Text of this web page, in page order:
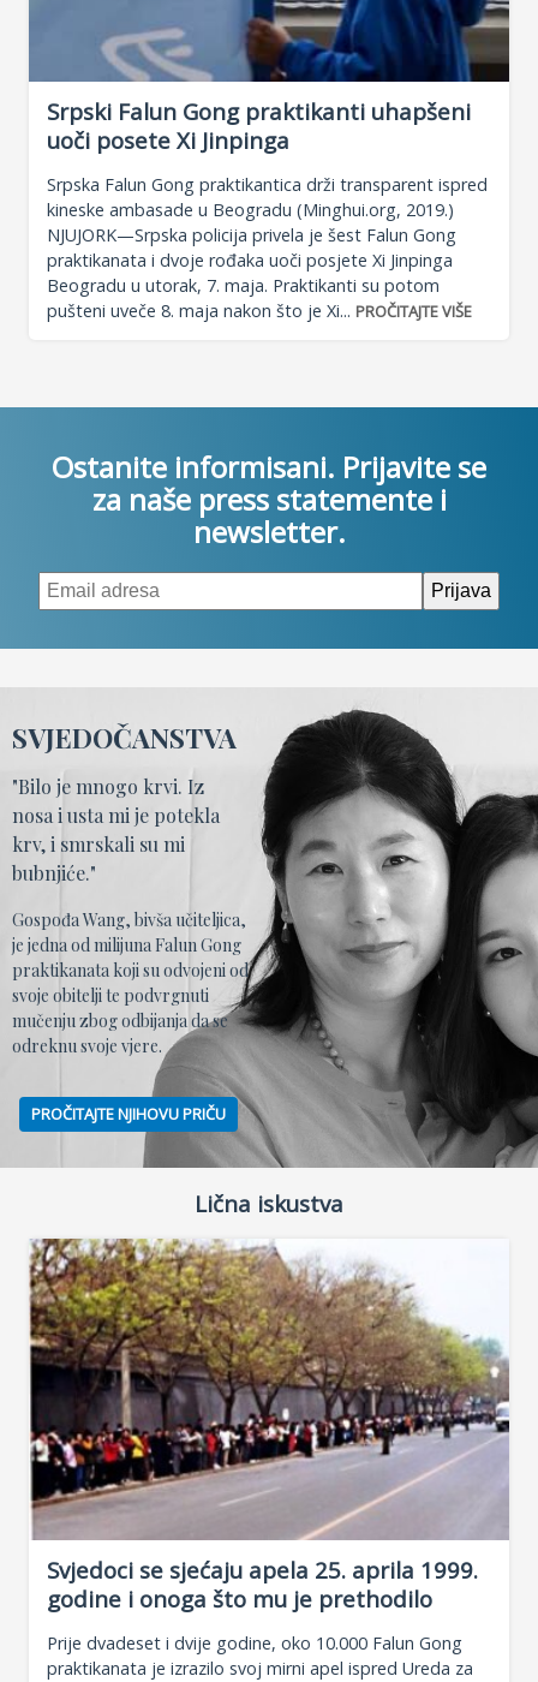
Srpski Falun Gong praktikanti uhapšeni
uoči posete Xi Jinpinga
Srpska Falun Gong praktikantica drži transparent ispred
kineske ambasade u Beogradu (Minghui.org, 2019.)
NJUJORK—Srpska policija privela je šest Falun Gong
praktikanata i dvoje rođaka uoči posjete Xi Jinpinga
Beogradu u utorak, 7. maja. Praktikanti su potom
pušteni uveče 8. maja nakon što je Xi... PROČITAJTE VIŠE
Ostanite informisani. Prijavite se
za naše press statemente i
newsletter.
SVJEDOČANSTVA
"Bilo je mnogo krvi. Iz
nosa i usta mi je potekla
krv, i smrskali su mi
bubnjiće."
Gospođa Wang, bivša učiteljica,
je jedna od milijuna Falun Gong
praktikanata koji su odvojeni od
svoje obitelji te podvrgnuti
mučenju zbog odbijanja da se
odreknu svoje vjere.
PROČITAJTE NJIHOVU PRIČU
Lična iskustva
Svjedoci se sjećaju apela 25. aprila 1999.
godine i onoga što mu je prethodilo
Prije dvadeset i dvije godine, oko 10.000 Falun Gong
praktikanata je izrazilo svoj mirni apel ispred Ureda za